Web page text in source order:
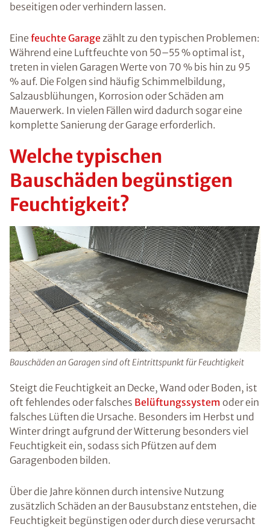
beseitigen oder verhindern lassen.
Eine feuchte Garagezählt zu den typischen Problemen:
Während eine Luftfeuchte von 50–55 % optimal ist,
treten in vielen Garagen Werte von 70 % bis hin zu 95
% auf. Die Folgen sind häufig Schimmelbildung,
Salzausblühungen, Korrosion oder Schäden am
Mauerwerk. In vielen Fällen wird dadurch sogar eine
komplette Sanierung der Garage erforderlich.
Welche typischen
Bauschäden begünstigen
Feuchtigkeit?
Bauschäden an Garagen sind oft Eintrittspunkt für Feuchtigkeit
Steigt die Feuchtigkeit an Decke, Wand oder Boden, ist
oft fehlendes oder falsches Belüftungssystem oder ein
falsches Lüften die Ursache. Besonders im Herbst und
Winter dringt aufgrund der Witterung besonders viel
Feuchtigkeit ein, sodass sich Pfützen auf dem
Garagenboden bilden.
Über die Jahre können durch intensive Nutzung
zusätzlich Schäden an der Bausubstanz entstehen, die
Feuchtigkeit begünstigen oder durch diese verursacht